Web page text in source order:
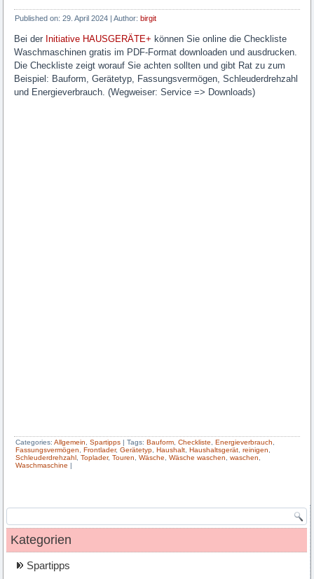
Published on:29. April 2024 |Author: birgit
Bei der Initiative HAUSGERÄTE+ können Sie online die Checkliste
Waschmaschinen gratis im PDF-Format downloaden und ausdrucken.
Die Checkliste zeigt worauf Sie achten sollten und gibt Rat zu zum
Beispiel: Bauform, Gerätetyp, Fassungsvermögen, Schleuderdrehzahl
und Energieverbrauch. (Wegweiser: Service => Downloads)
Categories:Allgemein,Spartipps |Tags: Bauform,Checkliste, Energieverbrauch,
Fassungsvermögen, Frontlader,Gerätetyp, Haushalt, Haushaltsgerät,reinigen,
Schleuderdrehzahl ,Toplader,Touren,Wäsche,Wäsche waschen,waschen,
Waschmaschine
Kategorien
Spartipps